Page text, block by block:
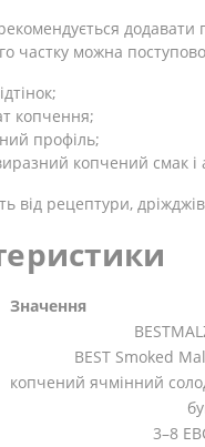
додавати
частку можна
копчення;
профіль;
копчений смак і
від рецептури,
Значення
BEST Smoked
копчений ячмінний
3–8